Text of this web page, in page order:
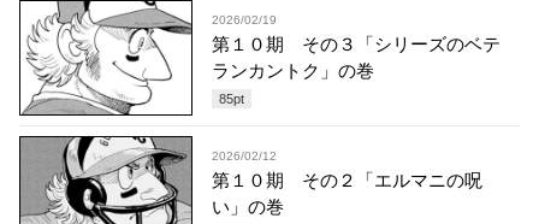
2026/02/19
第１０期 その３「シリーズのベテ
ランカントク」の巻
85pt
2026/02/12
第１０期 その２「エルマニの呪
い」の巻